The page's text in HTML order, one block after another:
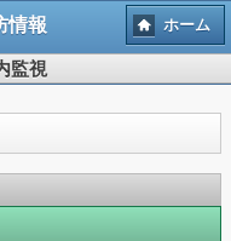
情報 ホーム
監視